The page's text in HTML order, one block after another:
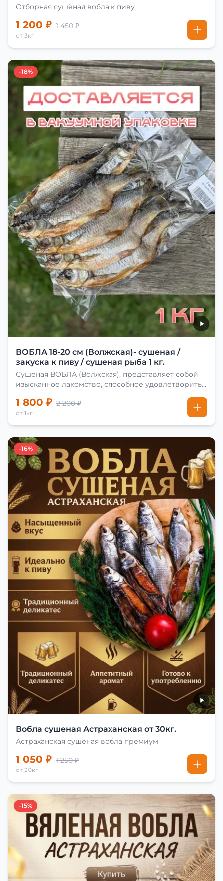
Отборная сушёная вобла к пиву
1 200 ₽ 1 450 ₽
от 3кг
-18%
ВОБЛА 18-20 см (Волжская)- сушеная /
закуска к пиву / сушеная рыба 1 кг.
Сушеная ВОБЛА (Волжская), представляет собой
изысканное лакомство, способное удовлетворить
сделать вяленую воблу, её сначала хорошо солят.
Для этого используют старые рецепты и
современные способы. Благодаря этому рыба
приготовлении вяленой воблы делают с учётом
времени года. Это помогает сохранить рыбу
свежей и качественной. Потом рыбу упаковывают
в специальный пакет, чтобы она не портилась и не
теряла влагу. Вяленая вобла — это не просто
вкусная еда, но и пример того, как можно сочетать
старые рецепты и современные технологии. Её
можно есть с напитками, и это будет очень вкусно.
1 800 ₽ 2 200 ₽
от 1кг.
-16%
Вобла сушеная Астраханская от 30кг.
Астраханская сушёная вобла премиум
1 050 ₽ 1 250 ₽
от 30кг
-15%